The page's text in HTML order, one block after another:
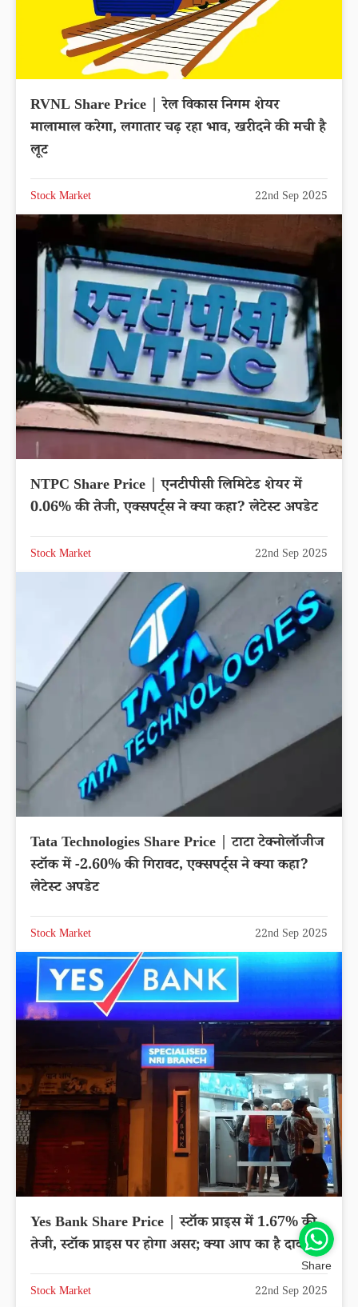
RVNL Share Price | रेल विकास निगम शेयर
मालामाल करेगा, लगातार चढ़ रहा भाव, खरीदने की मची है
लूट
Stock Market 22nd Sep 2025
NTPC Share Price | एनटीपीसी लिमिटेड शेयर में
0.06% की तेजी, एक्सपर्ट्स ने क्या कहा? लेटेस्ट अपडेट
Stock Market 22nd Sep 2025
Tata Technologies Share Price | टाटा टेक्नोलॉजीज
स्टॉक में -2.60% की गिरावट, एक्सपर्ट्स ने क्या कहा?
लेटेस्ट अपडेट
Stock Market 22nd Sep 2025
Yes Bank Share Price | स्टॉक प्राइस में 1.67% की
तेजी, स्टॉक प्राइस पर होगा असर; क्या आप का है दाव?
Stock Market 22nd Sep 2025
Share